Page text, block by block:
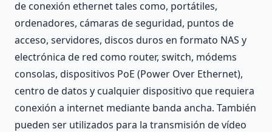
de conexión ethernet tales como, portátiles,
ordenadores, cámaras de seguridad, puntos de
acceso, servidores, discos duros en formato NAS y
electrónica de red como router, switch, módems
consolas, dispositivos PoE (Power Over Ethernet),
centro de datos y cualquier dispositivo que requiera
conexión a internet mediante banda ancha. También
pueden ser utilizados para la transmisión de vídeo